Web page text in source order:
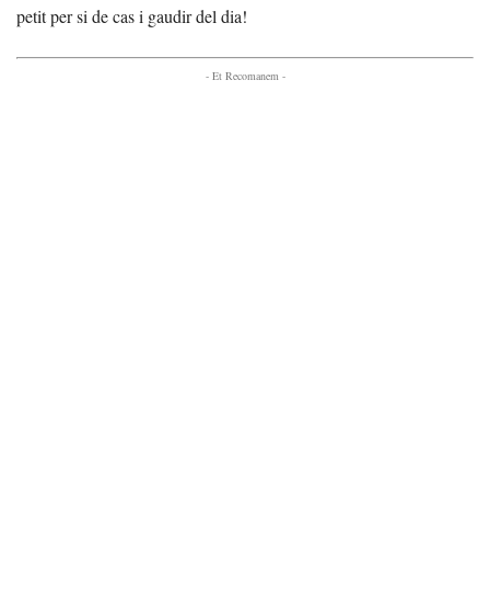
petit per si de cas i gaudir del dia!
- Et Recomanem -